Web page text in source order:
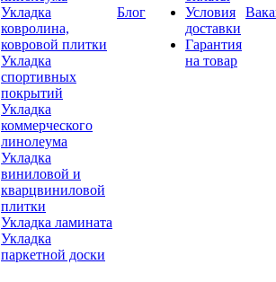
Укладка
ковролина,
ковровой плитки
Укладка
спортивных
покрытий
Укладка
коммерческого
линолеума
Укладка
виниловой и
кварцвиниловой
плитки
Укладка ламината
Укладка
паркетной доски
Блог
Условия
доставки
Гарантия
на товар